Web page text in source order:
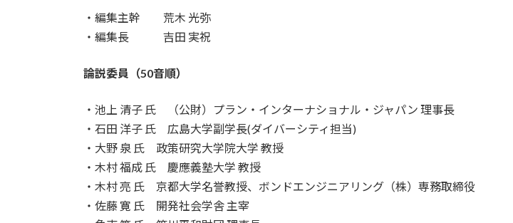
・編集主幹 荒木 光弥
・編集長 吉田 実祝
論説委員（50音順）
・池上 清子 氏 （公財）プラン・インターナショナル・ジャパン 理事長
・石田 洋子 氏 広島大学副学長(ダイバーシティ担当)
・大野 泉 氏 政策研究大学院大学 教授
・木村 福成 氏 慶應義塾大学 教授
・木村 亮 氏 京都大学名誉教授、ボンドエンジニアリング（株）専務取締役
・佐藤 寛 氏 開発社会学舎 主宰